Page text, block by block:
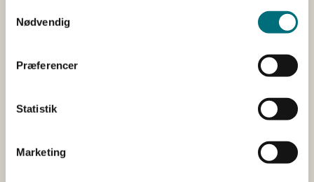
Nødvendig
Præferencer
Statistik
Marketing